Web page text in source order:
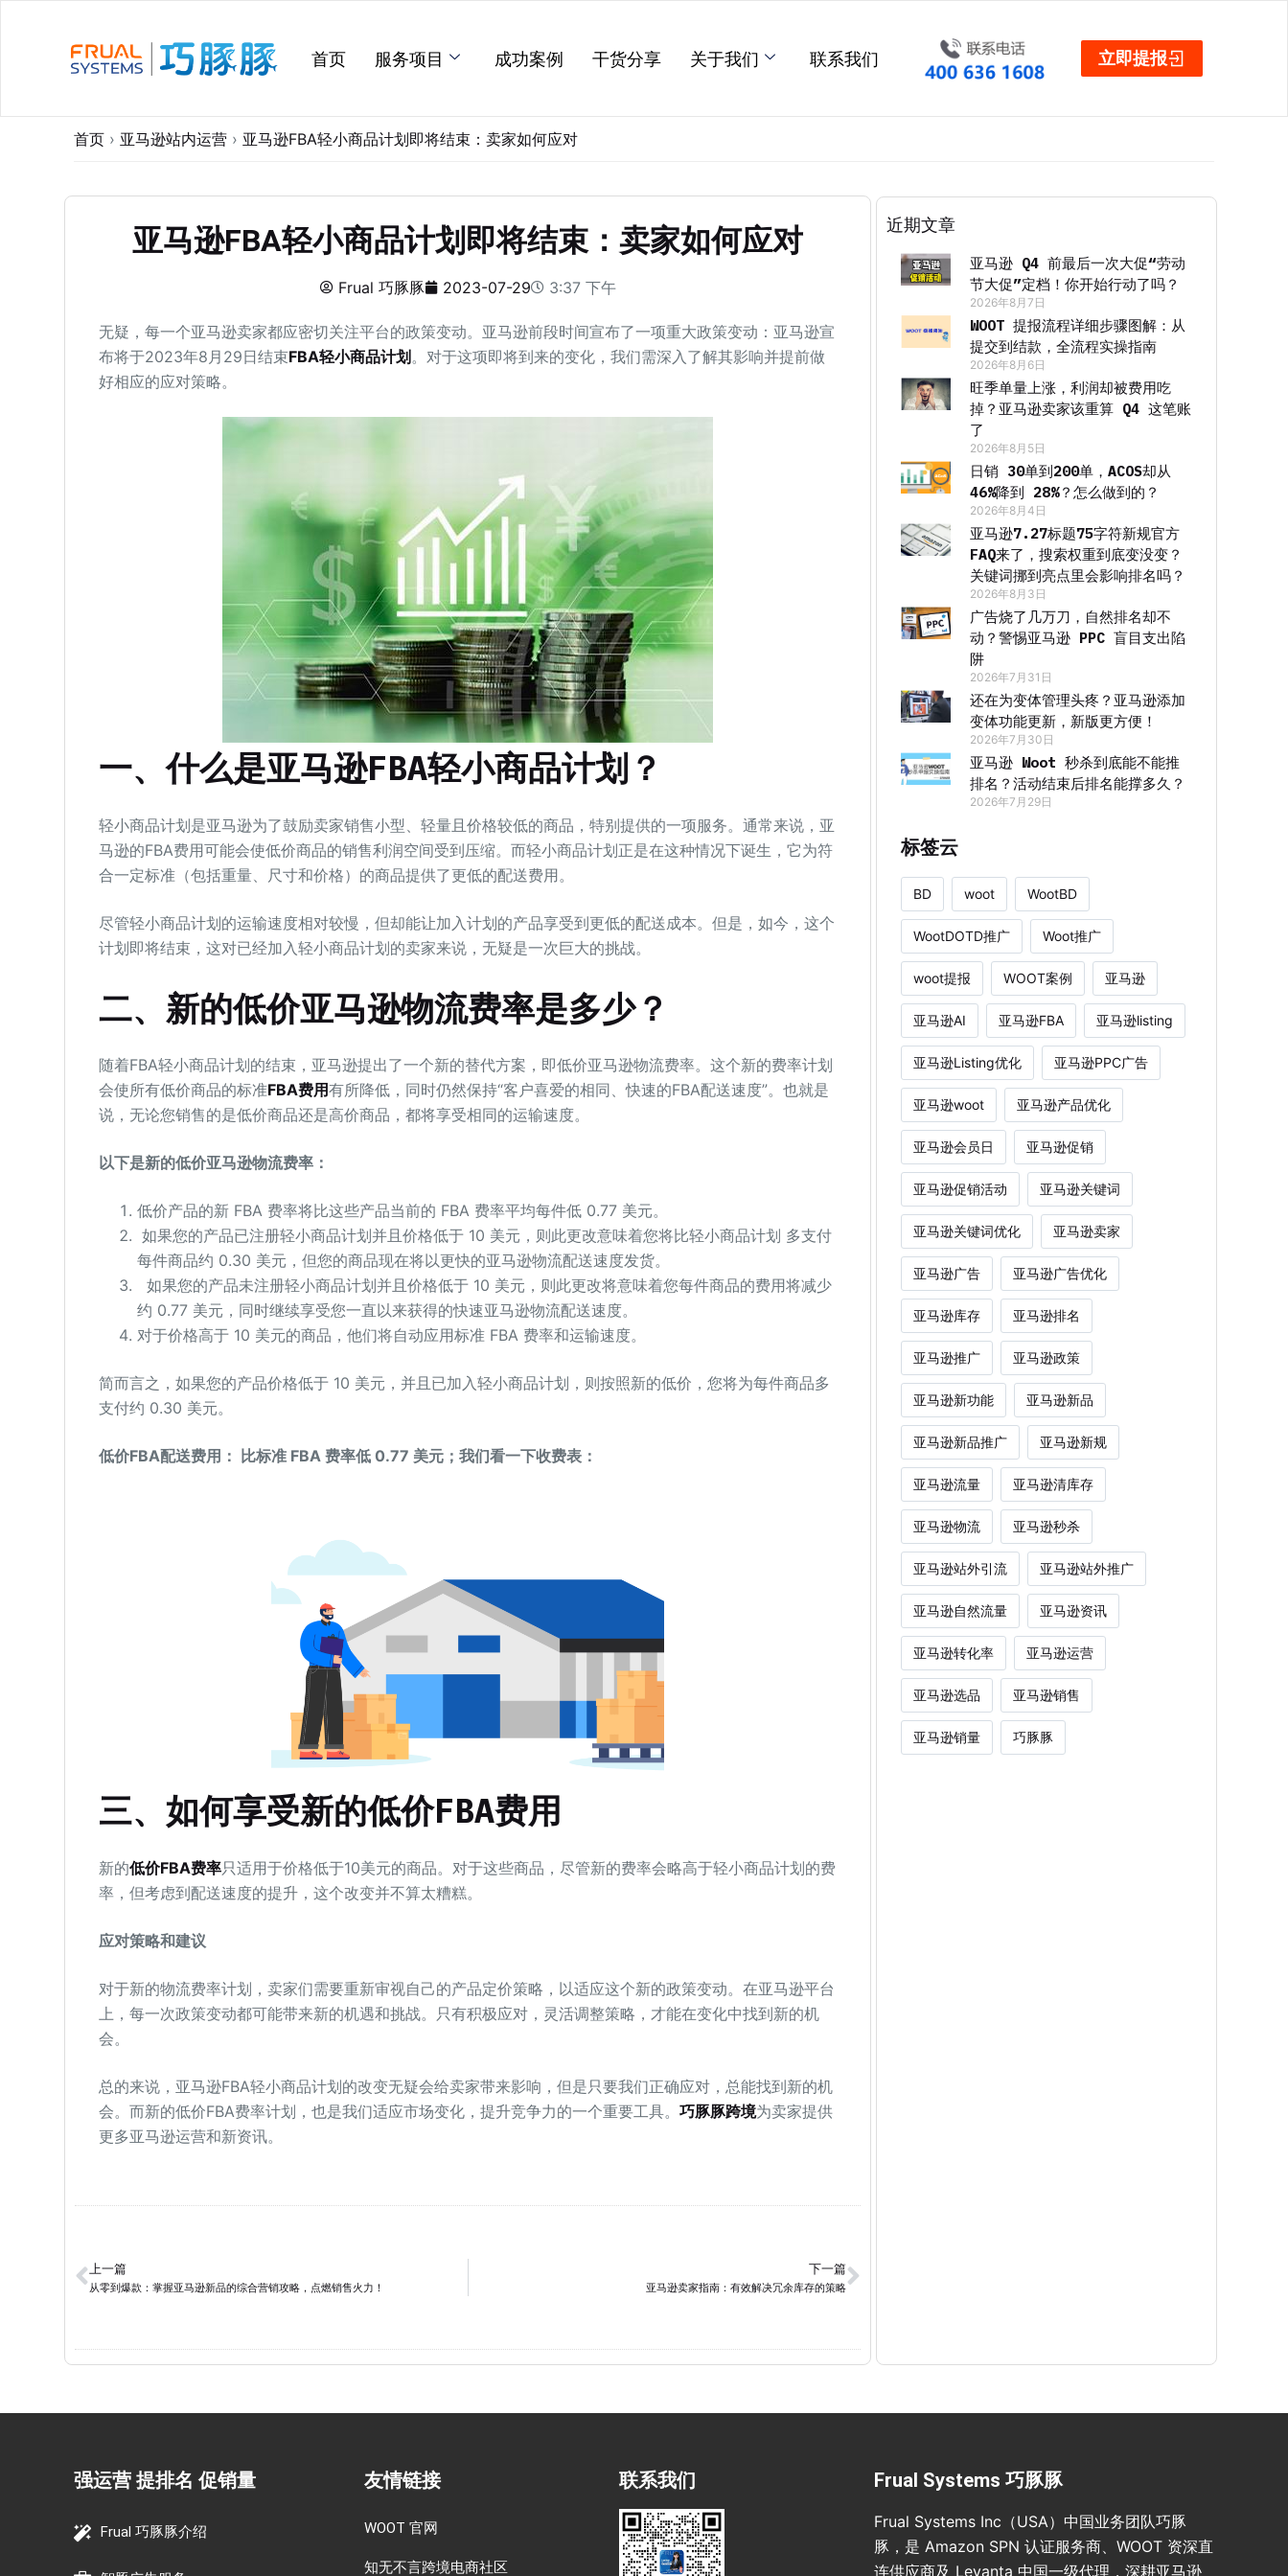
首页 服务项目 成功案例 干货分享 关于我们 联系我们 立即提报
首页 › 亚马逊站内运营 › 亚马逊FBA轻小商品计划即将结束：卖家如何应对
亚马逊FBA轻小商品计划即将结束：卖家如何应对
Frual 巧豚豚 2023-07-29 3:37 下午
无疑，每一个亚马逊卖家都应密切关注平台的政策变动。亚马逊前段时间宣布了一项重大政策变动：亚马逊宣
布将于2023年8月29日结束FBA轻小商品计划 。对于这项即将到来的变化，我们需深入了解其影响并提前做
好相应的应对策略。
一、什么是亚马逊FBA轻小商品计划？
轻小商品计划是亚马逊为了鼓励卖家销售小型、轻量且价格较低的商品，特别提供的一项服务。通常来说，亚
马逊的FBA费用可能会使低价商品的销售利润空间受到压缩。而轻小商品计划正是在这种情况下诞生，它为符
合一定标准（包括重量、尺寸和价格）的商品提供了更低的配送费用。
尽管轻小商品计划的运输速度相对较慢，但却能让加入计划的产品享受到更低的配送成本。但是，如今，这个
计划即将结束，这对已经加入轻小商品计划的卖家来说，无疑是一次巨大的挑战。
二、新的低价亚马逊物流费率是多少？
随着FBA轻小商品计划的结束，亚马逊提出了一个新的替代方案，即低价亚马逊物流费率。这个新的费率计划
会使所有低价商品的标准FBA费用有所降低，同时仍然保持“客户喜爱的相同、快速的FBA配送速度”。也就是
说，无论您销售的是低价商品还是高价商品，都将享受相同的运输速度。
以下是新的低价亚马逊物流费率：
低价产品的新 FBA 费率将比这些产品当前的 FBA 费率平均每件低 0.77 美元。
如果您的产品已注册轻小商品计划并且价格低于 10 美元，则此更改意味着您将比轻小商品计划 多支付
每件商品约 0.30 美元，但您的商品现在将以更快的亚马逊物流配送速度发货。
如果您的产品未注册轻小商品计划并且价格低于 10 美元，则此更改将意味着您每件商品的费用将减少
约 0.77 美元，同时继续享受您一直以来获得的快速亚马逊物流配送速度。
对于价格高于 10 美元的商品，他们将自动应用标准 FBA 费率和运输速度。
简而言之，如果您的产品价格低于 10 美元，并且已加入轻小商品计划，则按照新的低价，您将为每件商品多
支付约 0.30 美元。
低价FBA配送费用： 比标准 FBA 费率低 0.77 美元；我们看一下收费表：
三、如何享受新的低价FBA费用
新的低价FBA费率只适用于价格低于10美元的商品。对于这些商品，尽管新的费率会略高于轻小商品计划的费
率，但考虑到配送速度的提升，这个改变并不算太糟糕。
应对策略和建议
对于新的物流费率计划，卖家们需要重新审视自己的产品定价策略，以适应这个新的政策变动。在亚马逊平台
上，每一次政策变动都可能带来新的机遇和挑战。只有积极应对，灵活调整策略，才能在变化中找到新的机
会。
总的来说，亚马逊FBA轻小商品计划的改变无疑会给卖家带来影响，但是只要我们正确应对，总能找到新的机
会。而新的低价FBA费率计划，也是我们适应市场变化，提升竞争力的一个重要工具。 巧豚豚跨境为卖家提供
更多亚马逊运营和新资讯。
上一篇
从零到爆款：掌握亚马逊新品的综合营销攻略，点燃销售火力！
下一篇
亚马逊卖家指南：有效解决冗余库存的策略
近期文章
亚马逊 Q4 前最后一次大促“劳动
节大促”定档！你开始行动了吗？
2026年8月7日
WOOT 提报流程详细步骤图解：从
提交到结款，全流程实操指南
2026年8月6日
旺季单量上涨，利润却被费用吃
掉？亚马逊卖家该重算 Q4 这笔账
了
2026年8月5日
日销 30单到200单，ACOS却从
46%降到 28%？怎么做到的？
2026年8月4日
亚马逊7.27标题75字符新规官方
FAQ来了，搜索权重到底变没变？
关键词挪到亮点里会影响排名吗？
2026年8月3日
广告烧了几万刀，自然排名却不
动？警惕亚马逊 PPC 盲目支出陷
阱
2026年7月31日
还在为变体管理头疼？亚马逊添加
变体功能更新，新版更方便！
2026年7月30日
亚马逊 Woot 秒杀到底能不能推
排名？活动结束后排名能撑多久？
2026年7月29日
标签云
BD woot WootBD
WootDOTD推广 Woot推广
woot提报 WOOT案例 亚马逊
亚马逊AI 亚马逊FBA 亚马逊listing
亚马逊Listing优化 亚马逊PPC广告
亚马逊woot 亚马逊产品优化
亚马逊会员日 亚马逊促销
亚马逊促销活动 亚马逊关键词
亚马逊关键词优化 亚马逊卖家
亚马逊广告 亚马逊广告优化
亚马逊库存 亚马逊排名
亚马逊推广 亚马逊政策
亚马逊新功能 亚马逊新品
亚马逊新品推广 亚马逊新规
亚马逊流量 亚马逊清库存
亚马逊物流 亚马逊秒杀
亚马逊站外引流 亚马逊站外推广
亚马逊自然流量 亚马逊资讯
亚马逊转化率 亚马逊运营
亚马逊选品 亚马逊销售
亚马逊销量 巧豚豚
强运营 提排名 促销量
Frual 巧豚豚介绍
友情链接
WOOT 官网
知无不言跨境电商社区
联系我们 Frual Systems 巧豚豚
Frual Systems Inc（USA）中国业务团队巧豚
豚，是 Amazon SPN 认证服务商、WOOT 资深直
连供应商及 Levanta 中国一级代理，深耕亚马逊